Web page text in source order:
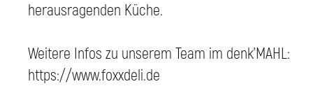
herausragenden Küche.
Weitere Infos zu unserem Team im denk'MAHL:
https://www.foxxdeli.de